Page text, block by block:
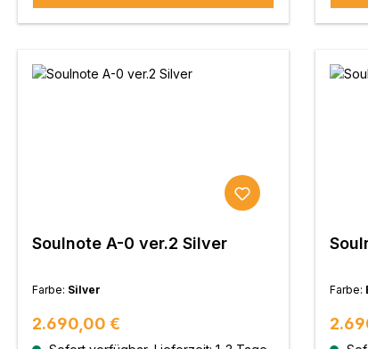
Soulnote A-0 ver.2 Silver
Farbe: Silver
Regulärer Preis:
2.690,00 €
Farbe: